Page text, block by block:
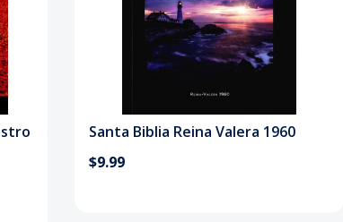
Santa Biblia Reina Valera 1960
$9.99